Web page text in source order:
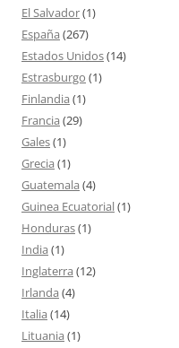
El Salvador(1)
España (267)
Estados Unidos(14)
Estrasburgo (1)
Finlandia (1)
Francia (29)
Gales(1)
Grecia (1)
Guatemala (4)
Guinea Ecuatorial(1)
Honduras(1)
India (1)
Inglaterra (12)
Irlanda (4)
Italia (14)
Lituania (1)